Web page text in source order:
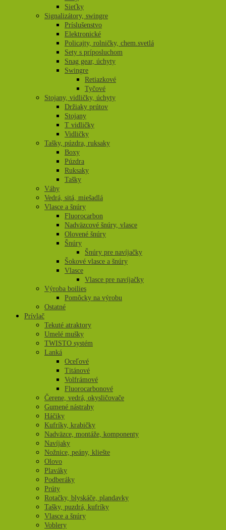
Sieťky
Signalizátory, swingre
Príslušenstvo
Elektronické
Policajty, rolničky, chem.svetlá
Sety s príposluchom
Snag gear, úchyty
Swingre
Retiazkové
Tyčové
Stojany, vidličky, úchyty
Držiaky prútov
Stojany
T vidličky
Vidličky
Tašky, púzdra, ruksaky
Boxy
Púzdra
Ruksaky
Tašky
Váhy
Vedrá, sitá, miešadlá
Vlasce a šnúry
Fluorocarbon
Nadväzcové šnúry, vlasce
Olovené šnúry
Šnúry
Šnúry pre navíjačky
Šokové vlasce a šnúry
Vlasce
Vlasce pre navíjačky
Výroba boilies
Pomôcky na výrobu
Ostatné
Prívlač
Tekuté atraktory
Umelé mušky
TWISTO systém
Lanká
Oceľové
Titánové
Volfrámové
Fluorocarbonové
Čerene, vedrá, okysličovače
Gumené nástrahy
Háčiky
Kufríky, krabičky
Nadväzce, montáže, komponenty
Navíjaky
Nožnice, peány, kliešte
Olovo
Plaváky
Podberáky
Prúty
Rotačky, blyskáče, plandavky
Tašky, puzdrá, kufríky
Vlasce a šnúry
Voblery